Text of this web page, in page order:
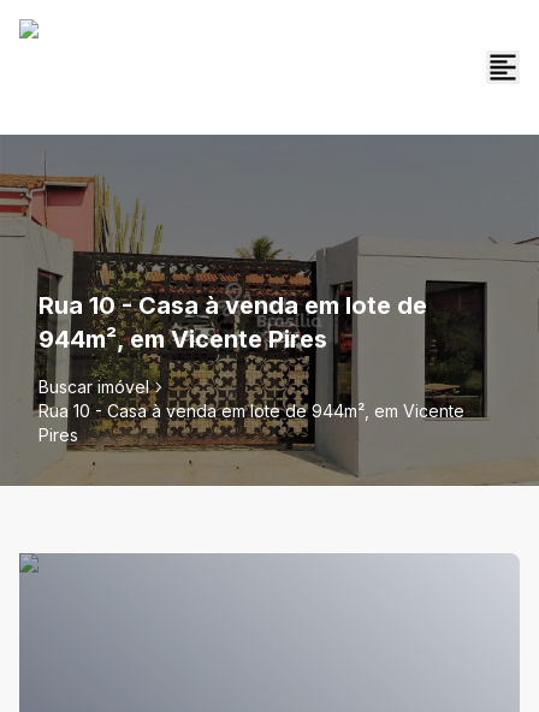
Rua 10 - Casa à venda em lote de
944m², em Vicente Pires
Buscar imóvel
Rua 10 - Casa à venda em lote de 944m², em Vicente
Pires